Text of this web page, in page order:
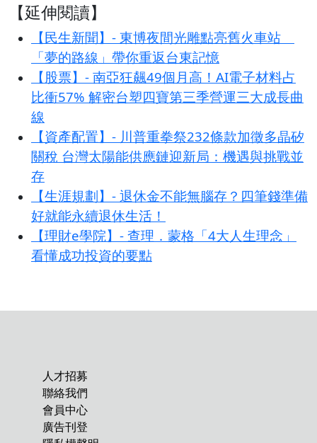
【延伸閱讀】
【民生新聞】- 東博夜間光雕點亮舊火車站
「夢的路線」帶你重返台東記憶
【股票】- 南亞狂飆49個月高！AI電子材料占
比衝57% 解密台塑四寶第三季營運三大成長曲
線
【資產配置】- 川普重拳祭232條款加徵多晶矽
關稅 台灣太陽能供應鏈迎新局：機遇與挑戰並
存
【生涯規劃】- 退休金不能無腦存？四筆錢準備
好就能永續退休生活！
【理財e學院】- 查理．蒙格「4大人生理念」
看懂成功投資的要點
人才招募
聯絡我們
會員中心
廣告刊登